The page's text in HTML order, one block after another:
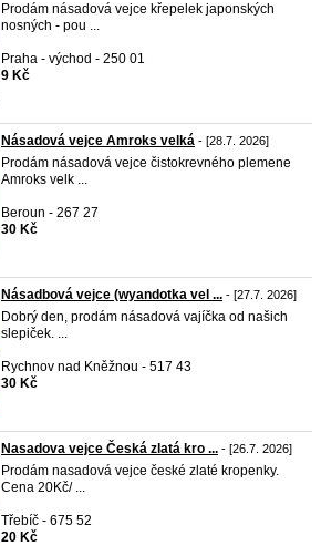
Prodám násadová vejce křepelek japonských
nosných - pou ...
Praha - východ - 250 01
9 Kč
Násadová vejce Amroks velká - [28.7. 2026]
Prodám násadová vejce čistokrevného plemene
Amroks velk ...
Beroun - 267 27
30 Kč
Násadbová vejce (wyandotka vel ... - [27.7. 2026]
Dobrý den, prodám násadová vajíčka od našich
slepiček. ...
Rychnov nad Kněžnou - 517 43
30 Kč
Nasadova vejce Česká zlatá kro ... - [26.7. 2026]
Prodám nasadová vejce české zlaté kropenky.
Cena 20Kč/ ...
Třebíč - 675 52
20 Kč